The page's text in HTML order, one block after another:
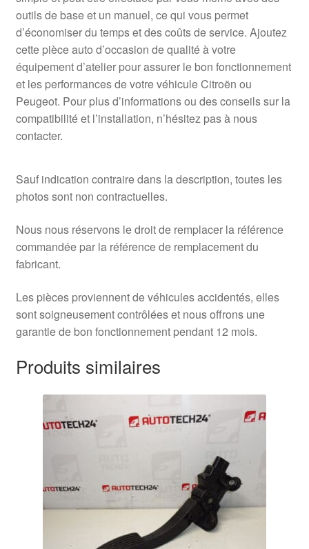
outils de base et un manuel, ce qui vous permet
d’économiser du temps et des coûts de service. Ajoutez
cette pièce auto d’occasion de qualité à votre
équipement d’atelier pour assurer le bon fonctionnement
et les performances de votre véhicule Citroën ou
Peugeot. Pour plus d’informations ou des conseils sur la
compatibilité et l’installation, n’hésitez pas à nous
contacter.
Sauf indication contraire dans la description, toutes les
photos sont non contractuelles.
Nous nous réservons le droit de remplacer la référence
commandée par la référence de remplacement du
fabricant.
Les pièces proviennent de véhicules accidentés, elles
sont soigneusement contrôlées et nous offrons une
garantie de bon fonctionnement pendant 12 mois.
Produits similaires